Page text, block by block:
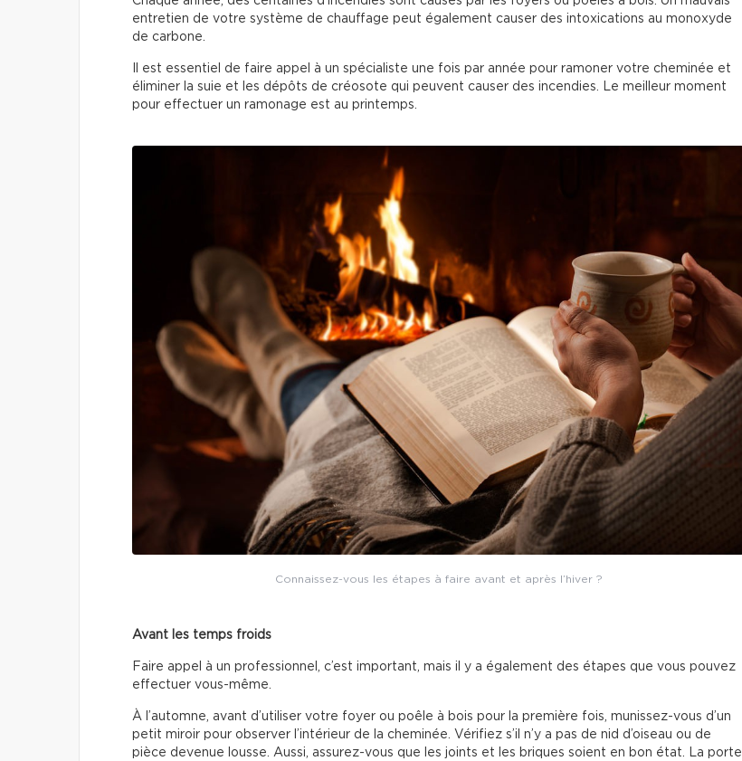
entretien de votre système de chauffage peut également causer des intoxications au monoxyde
de carbone.
Il est essentiel de faire appel à un spécialiste une fois par année pour ramoner votre cheminée et
éliminer la suie et les dépôts de créosote qui peuvent causer des incendies. Le meilleur moment
pour effectuer un ramonage est au printemps.
Connaissez-vous les étapes à faire avant et après l’hiver ?
Avant les temps froids
Faire appel à un professionnel, c’est important, mais il y a également des étapes que vous pouvez
effectuer vous-même.
À l’automne, avant d’utiliser votre foyer ou poêle à bois pour la première fois, munissez-vous d’un
petit miroir pour observer l’intérieur de la cheminée. Vérifiez s’il n’y a pas de nid d’oiseau ou de
pièce devenue lousse. Aussi, assurez-vous que les joints et les briques soient en bon état. La porte